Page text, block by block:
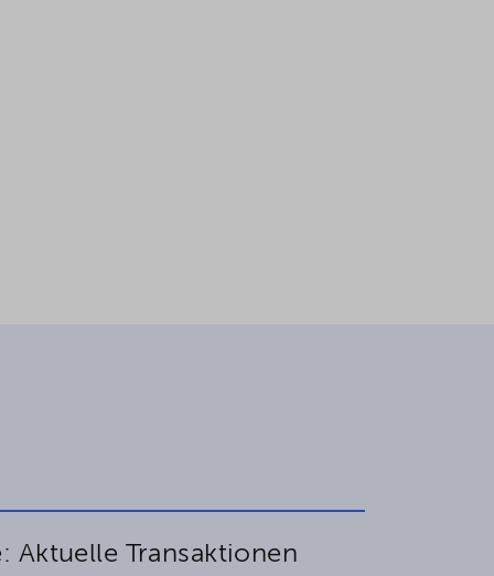
Aktuelle Transaktionen